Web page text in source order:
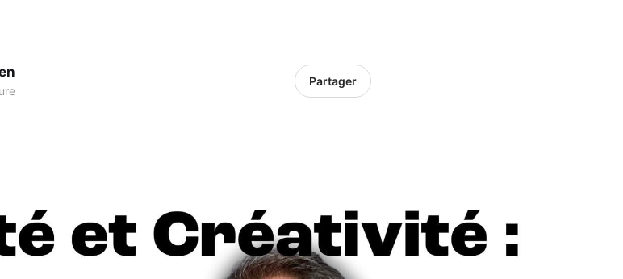
Partager